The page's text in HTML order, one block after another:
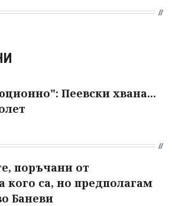
Пеевски хвана...
поръчани от
кого са, но предполагам
Баневи